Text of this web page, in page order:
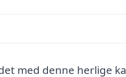
med denne herlige